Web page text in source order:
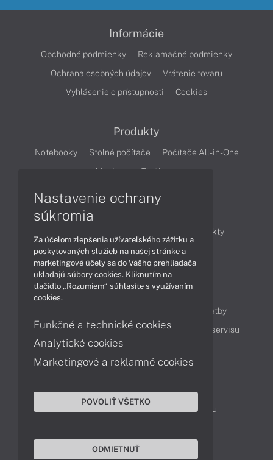
Informácie
Obchodné podmienky
Reklamačné podmienky
Ochrana osobných údajov
Vrátenie tovaru
Vyhlásenie o prístupnosti
Cookies
Produkty
Notebooky Stolné počítače
Počítače All-in-One
Monitory
Tlačiarne
Produkty
Technológie
Videá
Obsah
Možnosti doručenia a platby
Podpora a servis
Servisné služby Cenník servisu
Kontakty
043 4224 771
Obchodné oddelenie
Reklamácia tovaru
Nastavenie ochrany
súkromia
Za účelom zlepšenia užívateľského zážitku a
poskytovaných služieb na našej stránke a
marketingové účely sa do Vášho prehliadača
ukladajú súbory cookies. Kliknutím na
tlačidlo „Rozumiem“ súhlasíte s využívaním
cookies.
Funkčné a technické cookies
Analytické cookies
Marketingové a reklamné cookies
POVOLIŤ VŠETKO
ODMIETNUŤ